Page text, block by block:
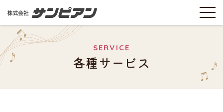
SERVICE
各種サービス